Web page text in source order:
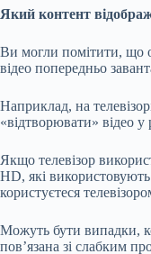
Який контент
Ви могли помітити, що
відео попередньо
Наприклад, на
«відтворювати» відео
Якщо телевізор
HD, які
користуєтеся
Можуть бути випадки,
пов’язана зі слабким